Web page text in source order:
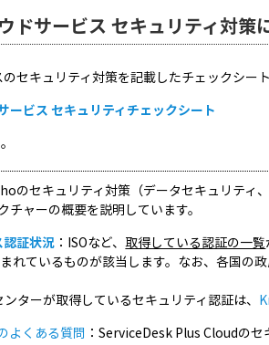
サービス セキュリティ対策
セキュリティ対策を記載したチェックシート
ビス セキュリティチェックシート
のセキュリティ対策（データセキュリティ
チャーの概要を説明しています。
証状況 ：ISOなど、取得している認証の一覧
れているものが該当します。なお、各国の
ターが取得しているセキュリティ認証は、
よくある質問 ：ServiceDesk Plus Cloudのセ